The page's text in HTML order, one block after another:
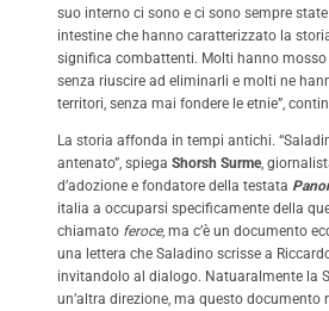
suo interno ci sono e ci sono sempre
intestine che hanno caratterizzato la
significa combattenti. Molti hanno
senza riuscire ad eliminarli e molti ne
territori, senza mai fondere le etnie”,
La storia affonda in tempi antichi.
antenato”, spiega Shorsh Surme,
d’adozione e fondatore della testata
italia a occuparsi specificamente della
chiamato feroce, ma c’è un documento
una lettera che Saladino scrisse a
invitandolo al dialogo. Natuaralmente la
un’altra direzione, ma questo documento